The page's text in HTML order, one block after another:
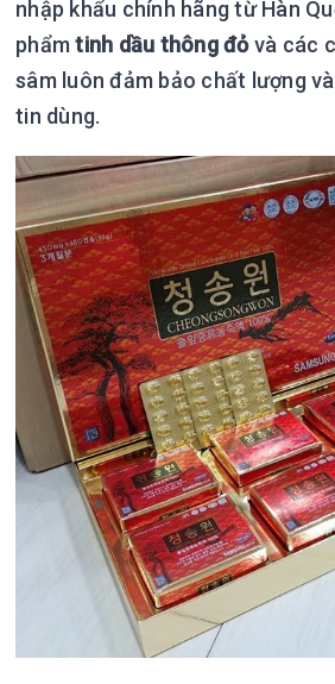
nhập khẩu chính hãng từ Hàn
phẩmtinh dầu thông đỏvà các
sâm luôn đảm bảo chất lượng
tin dùng.